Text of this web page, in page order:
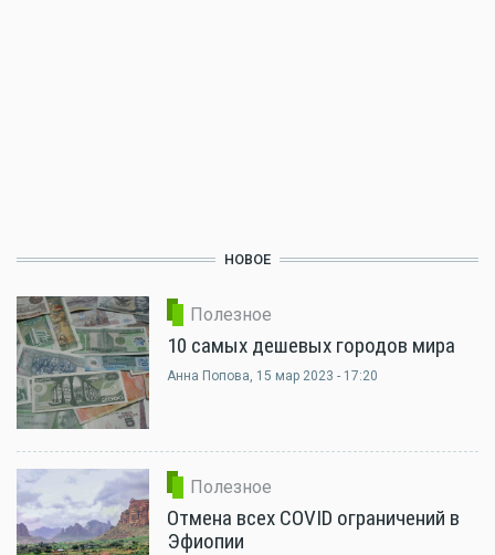
НОВОЕ
Полезное
10 самых дешевых городов мира
Анна Попова, 15 мар 2023 - 17:20
Полезное
Отмена всех COVID ограничений в
Эфиопии